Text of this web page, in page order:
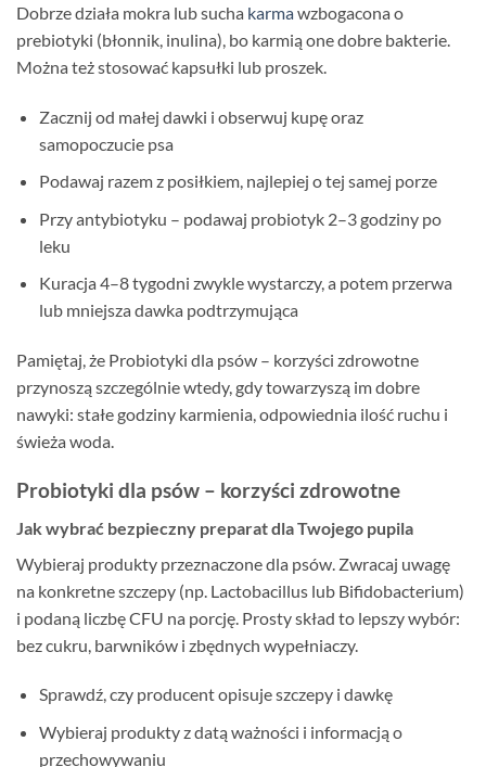
Dobrze działa mokra lub sucha karmawzbogacona o
prebiotyki (błonnik, inulina), bo karmią one dobre bakterie.
Można też stosować kapsułki lub proszek.
Zacznij od małej dawki i obserwuj kupę oraz
samopoczucie psa
Podawaj razem z posiłkiem, najlepiej o tej samej porze
Przy antybiotyku – podawaj probiotyk 2–3 godziny po
leku
Kuracja 4–8 tygodni zwykle wystarczy, a potem przerwa
lub mniejsza dawka podtrzymująca
Pamiętaj, że Probiotyki dla psów – korzyści zdrowotne
przynoszą szczególnie wtedy, gdy towarzyszą im dobre
nawyki: stałe godziny karmienia, odpowiednia ilość ruchu i
świeża woda.
Probiotyki dla psów – korzyści zdrowotne
Jak wybrać bezpieczny preparat dla Twojego pupila
Wybieraj produkty przeznaczone dla psów. Zwracaj uwagę
na konkretne szczepy (np. Lactobacillus lub Bifidobacterium)
i podaną liczbę CFU na porcję. Prosty skład to lepszy wybór:
bez cukru, barwników i zbędnych wypełniaczy.
Sprawdź, czy producent opisuje szczepy i dawkę
Wybieraj produkty z datą ważności i informacją o
przechowywaniu